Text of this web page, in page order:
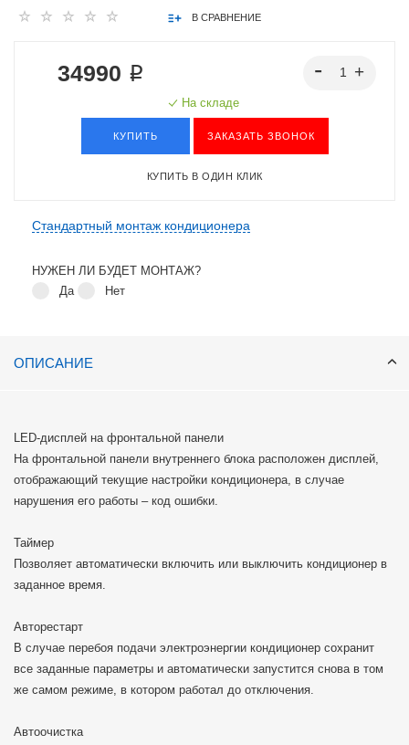
В СРАВНЕНИЕ
34990 ₽
На складе
КУПИТЬ ЗАКАЗАТЬ ЗВОНОК
КУПИТЬ В ОДИН КЛИК
Стандартный монтаж кондиционера
НУЖЕН ЛИ БУДЕТ МОНТАЖ?
Да
Нет
ОПИСАНИЕ
LED-дисплей на фронтальной панели
На фронтальной панели внутреннего блока расположен дисплей,
отображающий текущие настройки кондиционера, в случае
нарушения его работы – код ошибки.
Таймер
Позволяет автоматически включить или выключить кондиционер в
заданное время.
Авторестарт
В случае перебоя подачи электроэнергии кондиционер сохранит
все заданные параметры и автоматически запустится снова в том
же самом режиме, в котором работал до отключения.
Автоочистка